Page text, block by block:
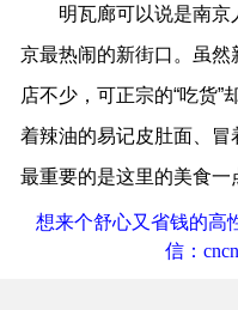
明瓦廊可以说是南京
京最热闹的新街口。虽
店不少，可正宗的“吃货
着辣油的易记皮肚面、
最重要的是这里的美食一
想来个舒心又省钱的高
信：